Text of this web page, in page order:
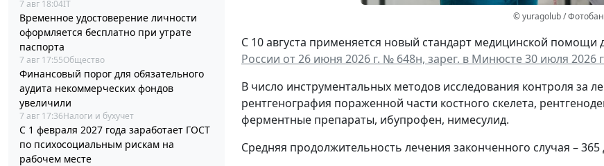
7 авг 18:04IT
Временное удостоверение личности
оформляется бесплатно при утрате
паспорта
7 авг 17:55Общество
Финансовый порог для обязательного
аудита некоммерческих фондов
увеличили
7 авг 17:36Налоги и бухучет
С 1 февраля 2027 года заработает ГОСТ
по психосоциальным рискам на
рабочем месте
© yuragolub /
С 10 августа применяется новый стандарт медицинской
России от 26 июня 2026 г. № 648н, зарег. в Минюсте 30 июля 2026
В число инструментальных методов исследования контроля
рентгенография пораженной части костного скелета,
ферментные препараты, ибупрофен, нимесулид.
Средняя продолжительность лечения законченного случая – 365